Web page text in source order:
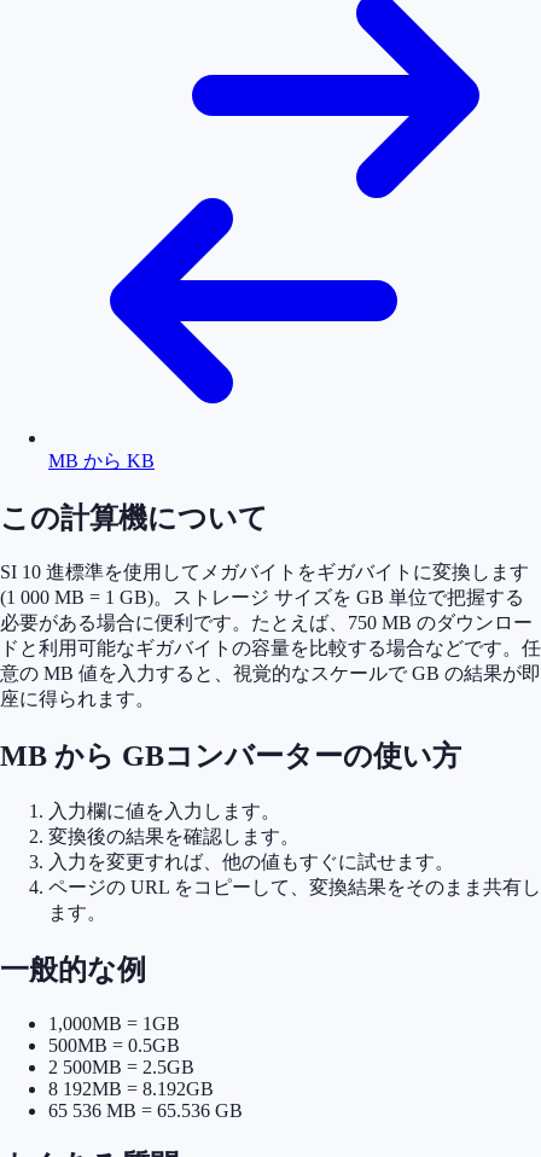
MB から KB
この計算機について
SI 10 進標準を使用してメガバイトをギガバイトに変換します
(1 000 MB = 1 GB)。ストレージ サイズを GB 単位で把握する
必要がある場合に便利です。たとえば、750 MB のダウンロー
ドと利用可能なギガバイトの容量を比較する場合などです。任
意の MB 値を入力すると、視覚的なスケールで GB の結果が即
座に得られます。
MB から GBコンバーターの使い方
入力欄に値を入力します。
変換後の結果を確認します。
入力を変更すれば、他の値もすぐに試せます。
ページの URL をコピーして、変換結果をそのまま共有し
ます。
一般的な例
1,000MB = 1GB
500MB = 0.5GB
2 500MB = 2.5GB
8 192MB = 8.192GB
65 536 MB = 65.536 GB